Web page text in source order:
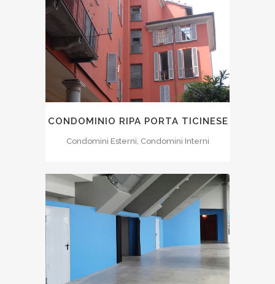
CONDOMINIO RIPA PORTA TICINESE
Condomini Esterni, Condomini Interni